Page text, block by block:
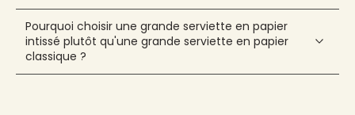
Pourquoi choisir une grande serviette en papier
intissé plutôt qu'une grande serviette en papier
classique ?